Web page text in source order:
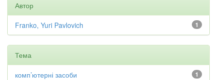
Автор
1
Franko, Yuri Pavlovich
Тема
1
комп’ютерні засоби